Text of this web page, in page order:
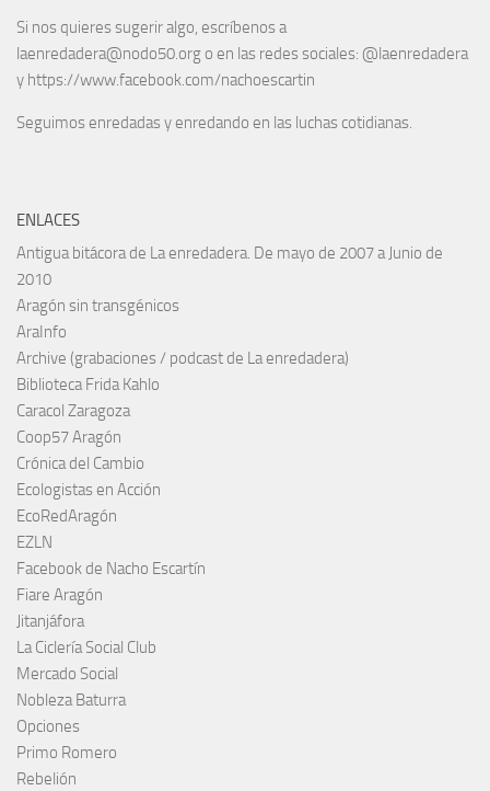
Si nos quieres sugerir algo, escríbenos a
laenredadera@nodo50.org o en las redes sociales: @laenredadera
y https://www.facebook.com/nachoescartin
Seguimos enredadas y enredando en las luchas cotidianas.
ENLACES
Antigua bitácora de La enredadera. De mayo de 2007 a Junio de
2010
Aragón sin transgénicos
AraInfo
Archive (grabaciones / podcast de La enredadera)
Biblioteca Frida Kahlo
Caracol Zaragoza
Coop57 Aragón
Crónica del Cambio
Ecologistas en Acción
EcoRedAragón
EZLN
Facebook de Nacho Escartín
Fiare Aragón
Jitanjáfora
La Ciclería Social Club
Mercado Social
Nobleza Baturra
Opciones
Primo Romero
Rebelión